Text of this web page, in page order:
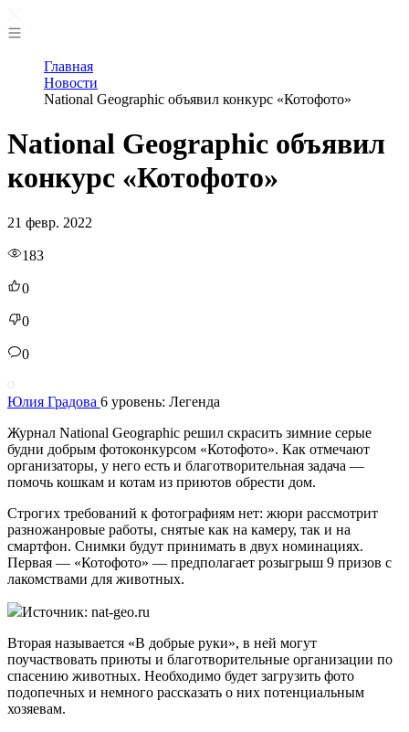
Главная
Новости
National Geographic объявил конкурс «Котофото»
National Geographic объявил
конкурс «Котофото»
21 февр. 2022
183
0
0
0
Юлия Градова 6 уровень: Легенда
Журнал National Geographic решил скрасить зимние серые
будни добрым фотоконкурсом «Котофото». Как отмечают
организаторы, у него есть и благотворительная задача —
помочь кошкам и котам из приютов обрести дом.
Строгих требований к фотографиям нет: жюри рассмотрит
разножанровые работы, снятые как на камеру, так и на
смартфон. Снимки будут принимать в двух номинациях.
Первая — «Котофото» — предполагает розыгрыш 9 призов с
лакомствами для животных.
Источник: nat-geo.ru
Вторая называется «В добрые руки», в ней могут
поучаствовать приюты и благотворительные организации по
спасению животных. Необходимо будет загрузить фото
подопечных и немного рассказать о них потенциальным
хозяевам.